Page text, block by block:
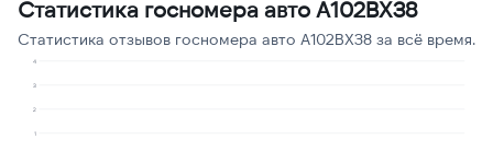
Реклама услуг и сервисов
Статистика госномера авто А102ВХ38
Статистика отзывов госномера авто А102ВХ38 за всё время.
1
2
3
4